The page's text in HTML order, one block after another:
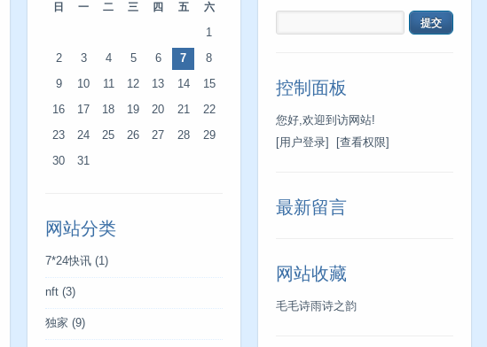
日
一 二 三 四 五 六
1
2 3 4 5 6 7 8
9 10 11 12 13 14 15
16 17 18 19 20 21 22
23 24 25 26 27 28 29
30 31
网站分类
7*24快讯 (1)
nft (3)
独家 (9)
控制面板
您好,欢迎到访网站!
[用户登录]
[查看权限]
最新留言
网站收藏
毛毛诗雨诗之韵